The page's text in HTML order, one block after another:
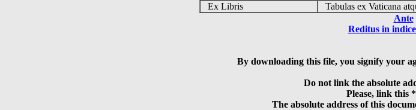
Ex Libris
Tabulas ex Vaticana
Ante
Reditus in
By downloading this file, you signify your
Do not link the absolute
Please, link this
The absolute address of this